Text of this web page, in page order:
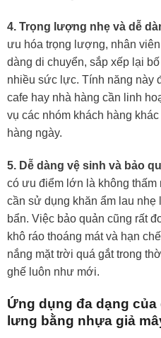
4. Trọng lượng nhẹ và dễ
ưu hóa trọng lượng, nhân
dàng di chuyển, sắp xếp lại
nhiều sức lực. Tính năng này
cafe hay nhà hàng cần linh
vụ các nhóm khách hàng
hàng ngày.
5. Dễ dàng vệ sinh và bảo
có ưu điểm lớn là không
cần sử dụng khăn ẩm lau nhẹ
bẩn. Việc bảo quản cũng rất
khô ráo thoáng mát và hạn
nắng mặt trời quá gắt trong
ghế luôn như mới.
Ứng dụng đa dạng
lưng bằng nhựa giả